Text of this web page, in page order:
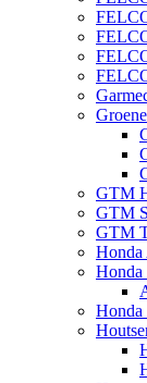
GTM
GTM
GTM
Honda
Honda
Honda